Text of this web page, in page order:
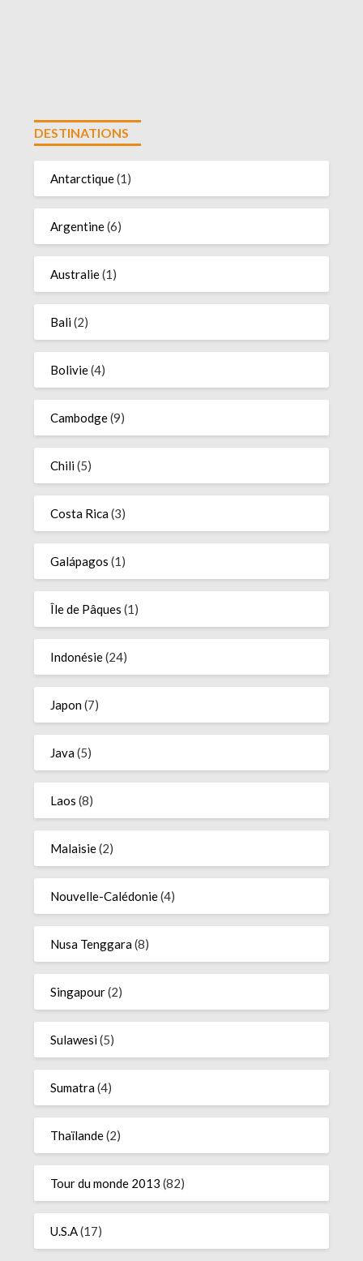
DESTINATIONS
Antarctique(1)
Argentine(6)
Australie(1)
Bali(2)
Bolivie(4)
Cambodge(9)
Chili(5)
Costa Rica(3)
Galápagos (1)
Île de Pâques (1)
Indonésie(24)
Japon(7)
Java(5)
Laos (8)
Malaisie(2)
Nouvelle-Calédonie(4)
Nusa Tenggara(8)
Singapour(2)
Sulawesi(5)
Sumatra(4)
Thaïlande(2)
Tour du monde 2013 (82)
U.S.A(17)